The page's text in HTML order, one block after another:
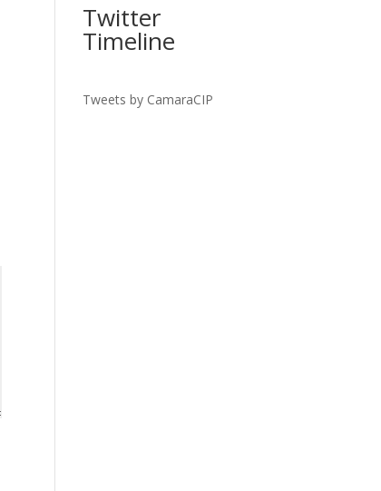
Twitter
Timeline
Tweets by CamaraCIP